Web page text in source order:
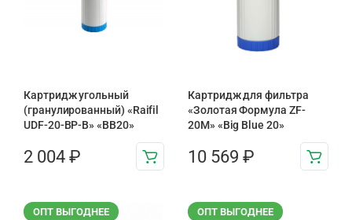
Картридж угольный
(гранулированный) «Raifil
UDF-20-BP-B» «BB20»
2 004 ₽
Картридж для фильтра
«Золотая Формула ZF-
20М» «Big Blue 20»
10 569 ₽
ОПТ ВЫГОДНЕЕ ОПТ ВЫГОДНЕЕ